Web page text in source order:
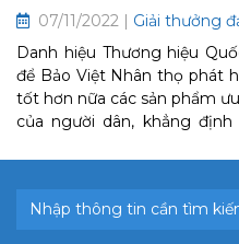
năm 2022
07/11/2022 | Giải thưởng
Danh hiệu Thương hiệu
để Bảo Việt Nhân thọ phát
tốt hơn nữa các sản phẩm
của người dân, khẳng